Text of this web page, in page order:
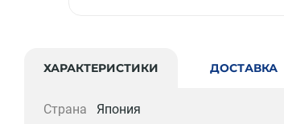
ХАРАКТЕРИСТИКИ ДОСТАВКА
Страна Япония